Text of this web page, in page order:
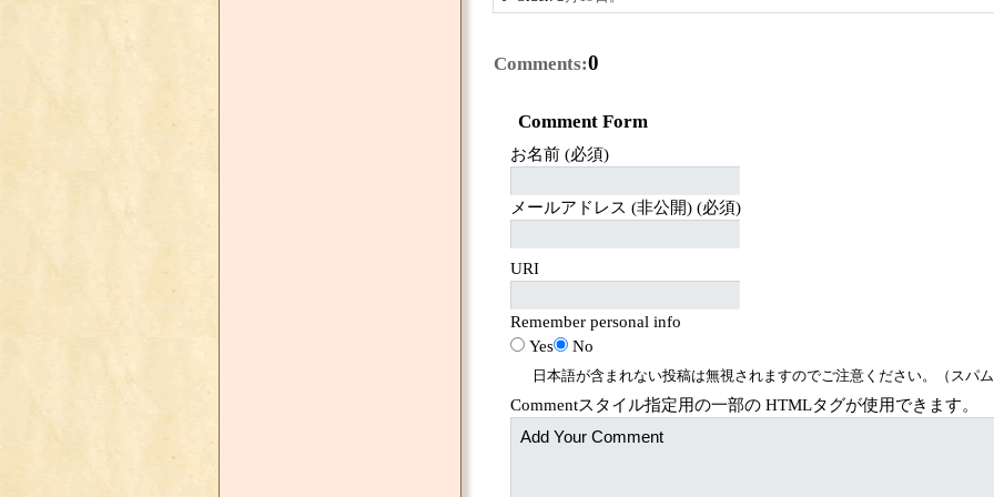
Comments:0
Comment Form
お名前 (必須)
メールアドレス (非公開) (必須)
URI
Remember personal info
Yes
No
日本語が含まれない投稿は無視されますのでご注意ください。（スパ
Commentスタイル指定用の一部の HTMLタグが使用できます。